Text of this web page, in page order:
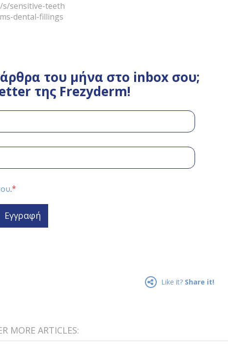
sensitive-teeth
dental-fillings
του μήνα στο inbox σου;
της Frezyderm!
.*
Εγγραφή
Like it? Share it!
MORE ARTICLES: